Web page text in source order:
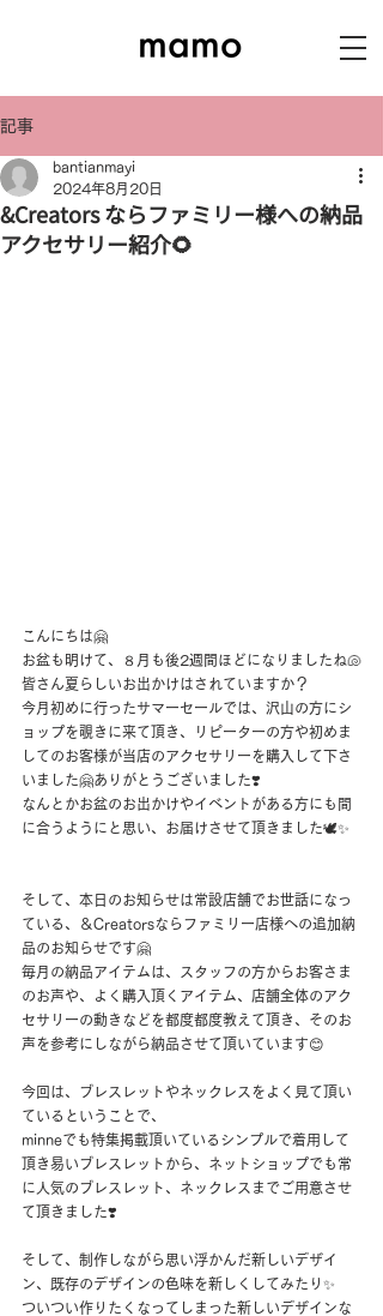
記事
&Creators ならファミリー様への納品
アクセサリー紹介🌻
bantianmayi
2024年8月20日
こんにちは🤗
お盆も明けて、８月も後2週間ほどになりましたね🐚
皆さん夏らしいお出かけはされていますか？
今月初めに行ったサマーセールでは、沢山の方にシ
ョップを覗きに来て頂き、リピーターの方や初めま
してのお客様が当店のアクセサリーを購入して下さ
いました🤗ありがとうございました❣️
なんとかお盆のお出かけやイベントがある方にも間
に合うようにと思い、お届けさせて頂きました🕊✨
そして、本日のお知らせは常設店舗でお世話になっ
ている、＆Creatorsならファミリー店様への追加納
品のお知らせです🤗
毎月の納品アイテムは、スタッフの方からお客さま
のお声や、よく購入頂くアイテム、店舗全体のアク
セサリーの動きなどを都度都度教えて頂き、そのお
声を参考にしながら納品させて頂いています😊
今回は、ブレスレットやネックレスをよく見て頂い
ているということで、
minneでも特集掲載頂いているシンプルで着用して
頂き易いブレスレットから、ネットショップでも常
に人気のブレスレット、ネックレスまでご用意させ
て頂きました❣️
そして、制作しながら思い浮かんだ新しいデザイ
ン、既存のデザインの色味を新しくしてみたり✨
ついつい作りたくなってしまった新しいデザインな